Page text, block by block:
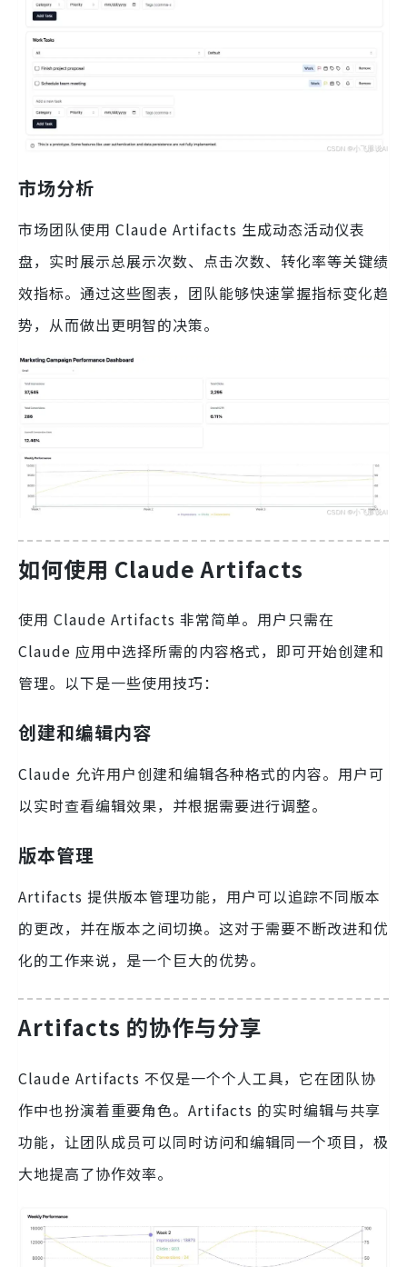
市场分析
市场团队使用 Claude Artifacts 生成动态活动仪表
盘，实时展示总展示次数、点击次数、转化率等关键绩
效指标。通过这些图表，团队能够快速掌握指标变化趋
势，从而做出更明智的决策。
如何使用 Claude Artifacts
使用 Claude Artifacts 非常简单。用户只需在
Claude 应用中选择所需的内容格式，即可开始创建和
管理。以下是一些使用技巧：
创建和编辑内容
Claude 允许用户创建和编辑各种格式的内容。用户可
以实时查看编辑效果，并根据需要进行调整。
版本管理
Artifacts 提供版本管理功能，用户可以追踪不同版本
的更改，并在版本之间切换。这对于需要不断改进和优
化的工作来说，是一个巨大的优势。
Artifacts 的协作与分享
Claude Artifacts 不仅是一个个人工具，它在团队协
作中也扮演着重要角色。Artifacts 的实时编辑与共享
功能，让团队成员可以同时访问和编辑同一个项目，极
大地提高了协作效率。